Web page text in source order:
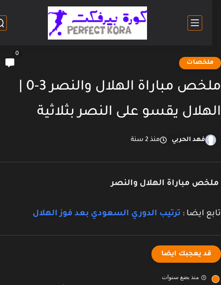
ملخص مباراة الهلال والنصر 3-0 |
يقسو على النصر بثلاثية
فهد الحربي منذ 2 سنة
مباراة الهلال والنصر
ايضا :ترتيب الدوري السعودي بعد فوز الهلال
قد يعجبك ايضا
منذ بضع سنوات